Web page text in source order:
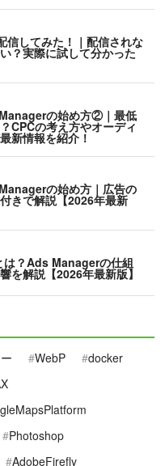
信してみた！｜配信されな
？実際に試して分かった
の始め方②｜最低
CPCの考え方やオーディ
新情報を紹介！
の始め方｜広告の
きで解説【2026年最新
は？Ads Managerの仕組
を解説【2026年最新版】
WebP
docker
Photoshop
AdobeFirefly